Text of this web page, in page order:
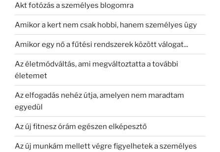
Akt fotózás a személyes blogomra
Amikor a kert nem csak hobbi, hanem személyes ügy
Amikor egy nő a fűtési rendszerek között válogat...
Az életmódváltás, ami megváltoztatta a további
életemet
Az elfogadás nehéz útja, amelyen nem maradtam
egyedül
Az új fitnesz órám egészen elképesztő
Az új munkám mellett végre figyelhetek a személyes